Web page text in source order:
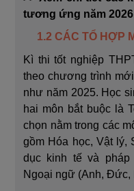
tương ứng năm 2026
1.2 CÁC TỔ HỢP
Kì thi tốt nghiệp
theo chương trình
như năm 2025. Học
hai môn bắt buộc là
chọn nằm trong các
gồm Hóa học, Vật lý,
dục kinh tế và pháp
Ngoại ngữ (Anh, Đức,